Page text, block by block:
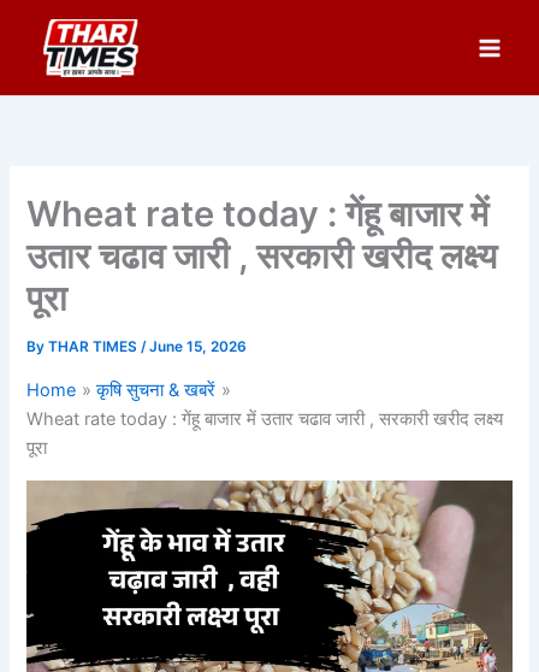
content
Wheat rate today : गेंहू बाजार में
उतार चढाव जारी , सरकारी खरीद लक्ष्य
पूरा
ByTHAR TIMES/June 15, 2026
Home
कृषि सुचना & खबरें
Wheat rate today : गेंहू बाजार में उतार चढाव जारी , सरकारी खरीद लक्ष्य
पूरा